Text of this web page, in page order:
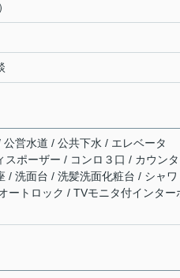
営水道 / 公共下水 / エレベータ
ポーザー / コンロ３口 / カウン
/ 洗面台 / 洗髪洗面化粧台 / シャワ
ートロック / TVモニタ付インター